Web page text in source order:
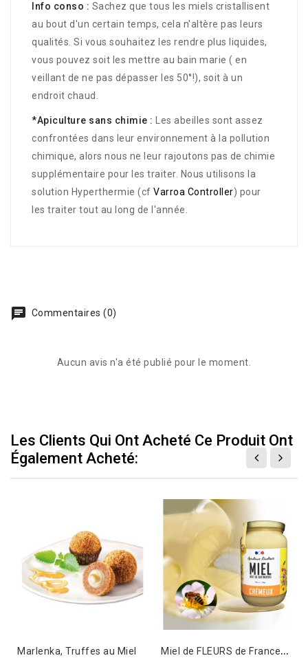
Info conso : Sachez que tous les miels cristallisent
au bout d'un certain temps, cela n'altère pas leurs
qualités. Si vous souhaitez les rendre plus liquides,
vous pouvez soit les mettre au bain marie ( en
veillant de ne pas dépasser les 50°!), soit à un
endroit chaud.
*Apiculture sans chimie : Les abeilles sont assez
confrontées dans leur environnement à la pollution
chimique, alors nous ne leur rajoutons pas de chimie
supplémentaire pour les traiter. Nous utilisons la
solution Hyperthermie (cf Varroa Controller) pour
les traiter tout au long de l'année.
Commentaires (0)
Aucun avis n'a été publié pour le moment.
Les Clients Qui Ont Acheté Ce Produit Ont
Également Acheté:
Marlenka, Truffes au Miel M
iel de FLEURS de France, Crémeux - Existe en 250 et 500gr